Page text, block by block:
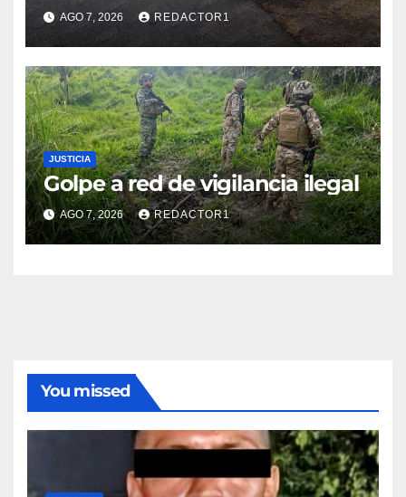
AGO 7, 2026 REDACTOR1
JUSTICIA
Golpe a red de vigilancia ilegal
AGO 7, 2026 REDACTOR1
You missed